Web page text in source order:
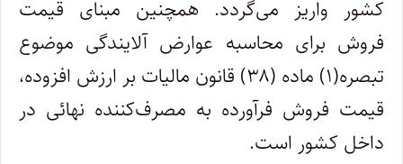
کشور واریز می‌گردد. همچنین مبنای قیمت
فروش برای محاسبه عوارض آلایندگی موضوع
تبصره(۱) ماده (۳۸) قانون مالیات بر ارزش افزوده،
قیمت فروش فرآورده به مصرف‌کننده نهائی در
داخل کشور است.